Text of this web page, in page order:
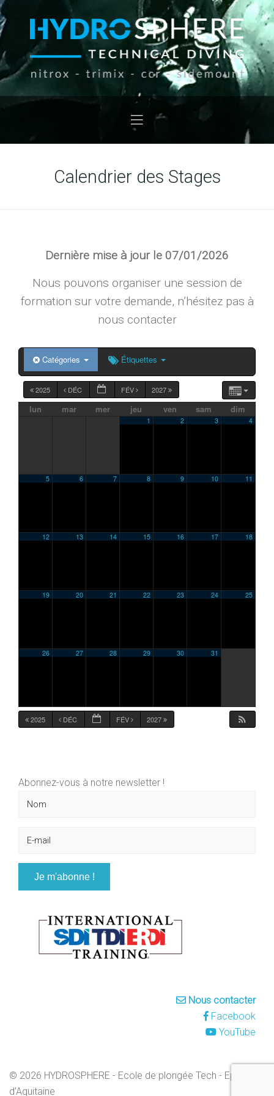
Calendrier des Stages
Dernière mise à jour le 07/01/2026
Nous pouvons organiser une session de
formation sur votre demande, n’hésitez pas à
nous contacter
Catégories Étiquettes
2025 DÉC FÉV 2027
lun mar mer jeu ven sam dim
1 2 3 4
5 6 7 8 9 10 11
12 13 14 15 16 17 18
19 20 21 22 23 24 25
26 27 28 29 30 31
2025 DÉC FÉV 2027
Abonnez-vous à notre newsletter !
Nous contacter
Facebook
YouTube
© 2026 HYDROSPHERE - Ecole de plongée Tech - Epaves
d'Aquitaine